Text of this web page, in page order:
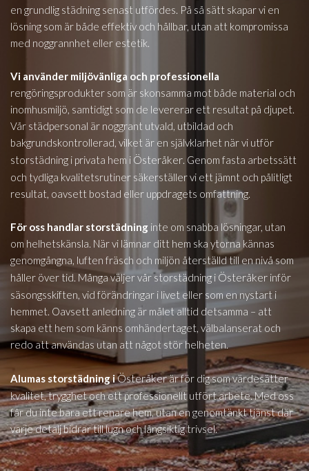
en grundlig städning senast utfördes. På så sätt skapar vi en
lösning som är både effektiv och hållbar, utan att kompromissa
med noggrannhet eller estetik.
Vi använder miljövänliga och professionella
rengöringsprodukter som är skonsamma mot både material och
inomhusmiljö, samtidigt som de levererar ett resultat på djupet.
Vår städpersonal är noggrant utvald, utbildad och
bakgrundskontrollerad, vilket är en självklarhet när vi utför
storstädning i privata hem i Österåker . Genom fasta arbetssätt
och tydliga kvalitetsrutiner säkerställer vi ett jämnt och pålitligt
resultat, oavsett bostad eller uppdragets omfattning.
För oss handlar storstädning inte om snabba lösningar, utan
om helhetskänsla. När vi lämnar ditt hem ska ytorna kännas
genomgångna, luften fräsch och miljön återställd till en nivå som
håller över tid. Många väljer vår storstädning i Österåker inför
säsongsskiften, vid förändringar i livet eller som en nystart i
hemmet. Oavsett anledning är målet alltid detsamma – att
skapa ett hem som känns omhändertaget, välbalanserat och
redo att användas utan att något stör helheten.
Alumas storstädning iÖsteråkerär för dig som värdesätter
kvalitet, trygghet och ett professionellt utfört arbete. Med oss
får du inte bara ett renare hem, utan en genomtänkt tjänst där
varje detalj bidrar till lugn och långsiktig trivsel.